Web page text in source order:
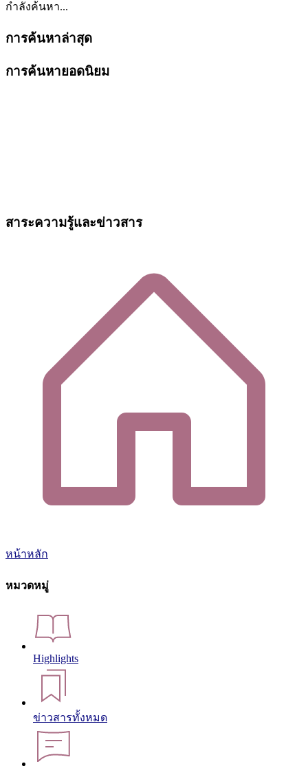
กำลังค้นหา...
การค้นหาล่าสุด
การค้นหายอดนิยม
สาระความรู้และข่าวสาร
หน้าหลัก
หมวดหมู่
Highlights
ข่าวสารทั้งหมด